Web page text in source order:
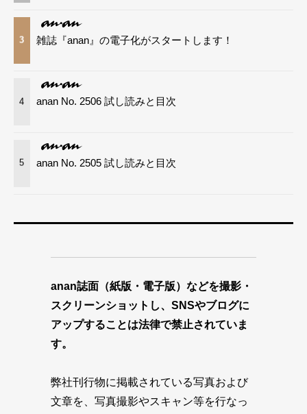
3 雑誌『anan』の電子化がスタートします！
4 anan No. 2506 試し読みと目次
5 anan No. 2505 試し読みと目次
anan誌面（紙版・電子版）などを撮影・
スクリーンショットし、SNSやブログに
アップすることは法律で禁止されていま
す。
弊社刊行物に掲載されている写真および
文章を、写真撮影やスキャン等を行なっ